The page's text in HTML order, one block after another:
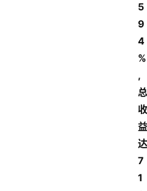
5
9
4
%
,
总
收
益
达
7
1